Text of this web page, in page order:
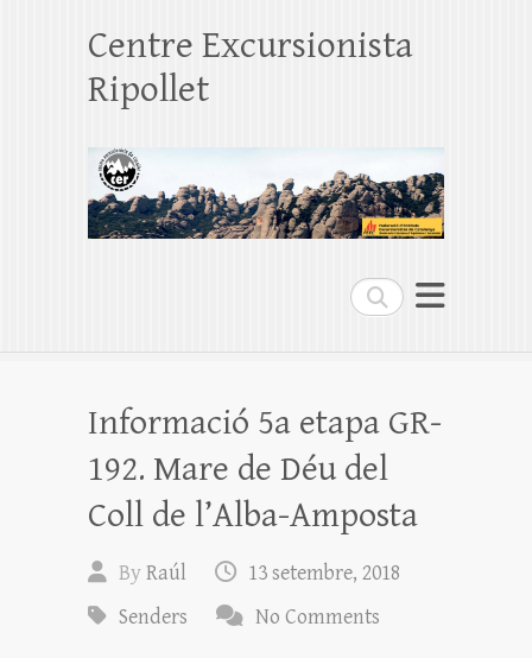
Search
Centre Excursionista
Ripollet
Informació 5a etapa GR-
192. Mare de Déu del
Coll de l’Alba-Amposta
ByRaúl
13 setembre, 2018
Senders
No Comments